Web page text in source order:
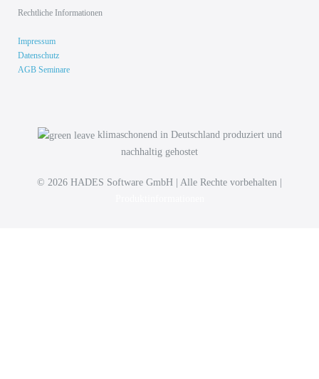
Rechtliche Informationen
Impressum
Datenschutz
AGB Seminare
klimaschonend in Deutschland produziert und
nachhaltig gehostet
© 2026 HADES Software GmbH | Alle Rechte vorbehalten |